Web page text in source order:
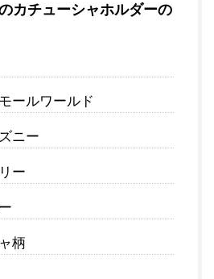
カチューシャホルダーの
ールワールド
ニー
ー
柄